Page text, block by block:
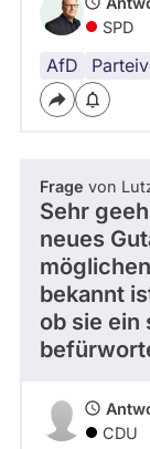
SPD
AfD
Frage von
Sehr
neues
bekannt
ob sie ein
CDU